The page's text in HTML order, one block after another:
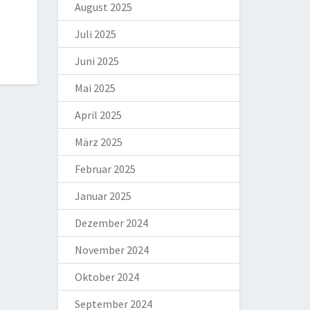
August 2025
Juli 2025
Juni 2025
Mai 2025
April 2025
März 2025
Februar 2025
Januar 2025
Dezember 2024
November 2024
Oktober 2024
September 2024